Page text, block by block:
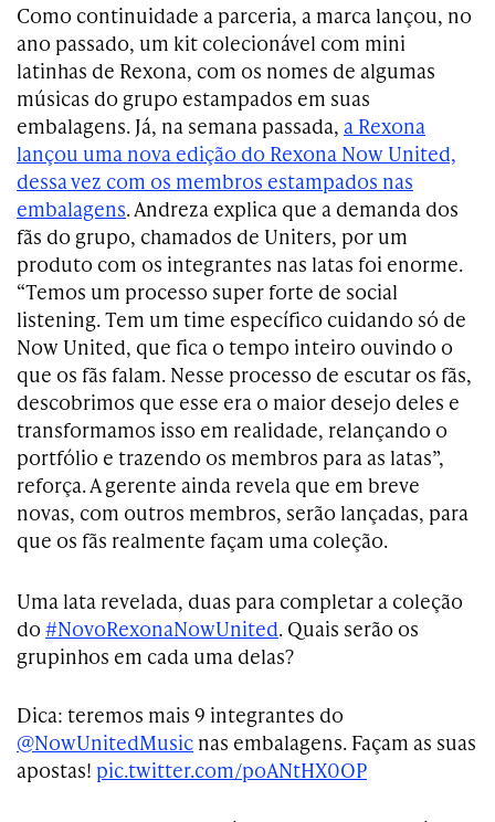
Como continuidade a parceria, a marca lançou, no
ano passado, um kit colecionável com mini
latinhas de Rexona, com os nomes de algumas
músicas do grupo estampados em suas
embalagens. Já, na semana passada, a Rexona
lançou uma nova edição do Rexona Now United,
dessa vez com os membros estampados nas
embalagens. Andreza explica que a demanda dos
fãs do grupo, chamados de Uniters, por um
produto com os integrantes nas latas foi enorme.
“Temos um processo super forte de social
listening. Tem um time específico cuidando só de
Now United, que fica o tempo inteiro ouvindo o
que os fãs falam. Nesse processo de escutar os fãs,
descobrimos que esse era o maior desejo deles e
transformamos isso em realidade, relançando o
portfólio e trazendo os membros para as latas”,
reforça. A gerente ainda revela que em breve
novas, com outros membros, serão lançadas, para
que os fãs realmente façam uma coleção.
Uma lata revelada, duas para completar a coleção
do #NovoRexonaNowUnited. Quais serão os
grupinhos em cada uma delas?
Dica: teremos mais 9 integrantes do
@NowUnitedMusic nas embalagens. Façam as suas
apostas! pic.twitter.com/poANtHX0OP